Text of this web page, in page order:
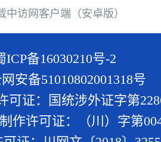
中访网客户端（安卓版）
ICP备16030210号-2
安备51010802001318号
可证：国统涉外证字第
作许可证：（川）字第